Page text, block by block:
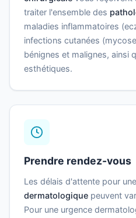
traiter l'ensemble des
maladies inflammatoires
infections cutanées
bénignes et malignes, ainsi
esthétiques.
Prendre rendez-vous
Les délais d'attente pour une
dermatologique peuvent
Pour une urgence